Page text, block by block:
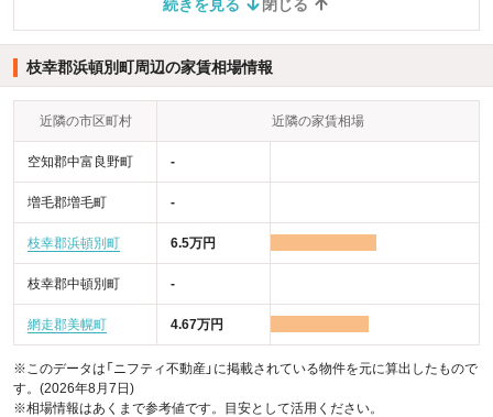
続きを見る 閉じる
枝幸郡浜頓別町周辺の家賃相場情報
近隣の市区町村 近隣の家賃相場
空知郡中富良野町 -
増毛郡増毛町 -
枝幸郡浜頓別町 6.5万円
枝幸郡中頓別町 -
網走郡美幌町 4.67万円
※このデータは「ニフティ不動産」に掲載されている物件を元に算出したもので
す。(2026年8月7日)
※相場情報はあくまで参考値です。目安として活用ください。